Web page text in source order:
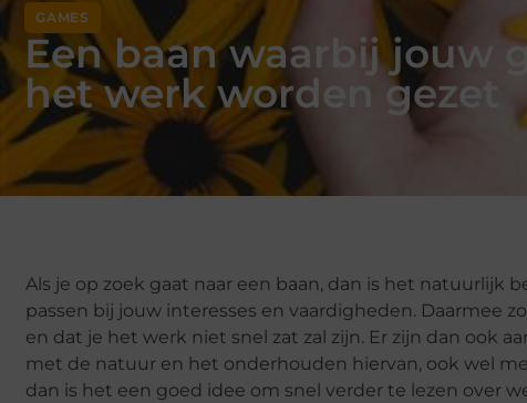
GAMES
Een baan waarbij jouw
het werk worden gezet
Als je op zoek gaat naar een baan, dan is het
passen bij jouw interesses en vaardigheden. Daarmee
en dat je het werk niet snel zat zal zijn. Er zijn dan ook
met de natuur en het onderhouden hiervan, ook wel
dan is het een goed idee om snel verder te lezen over